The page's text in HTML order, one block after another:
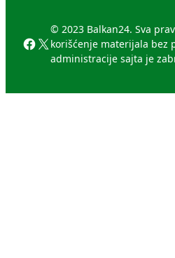
Facebook
X
© 2023 Balkan24. Sva
korišćenje materijala bez
administracije sajta je